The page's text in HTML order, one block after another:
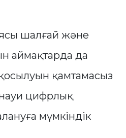
шалғай және
аймақтарда да
қамтамасыз
цифрлық
мүмкіндік